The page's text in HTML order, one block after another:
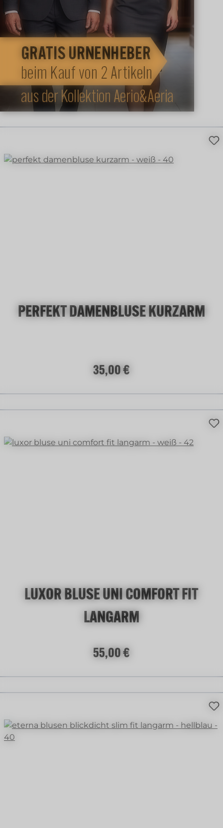
PERFEKT DAMENBLUSE KURZARM
Regulärer Preis:
35,00 €
LUXOR BLUSE UNI COMFORT FIT
LANGARM
Regulärer Preis:
55,00 €